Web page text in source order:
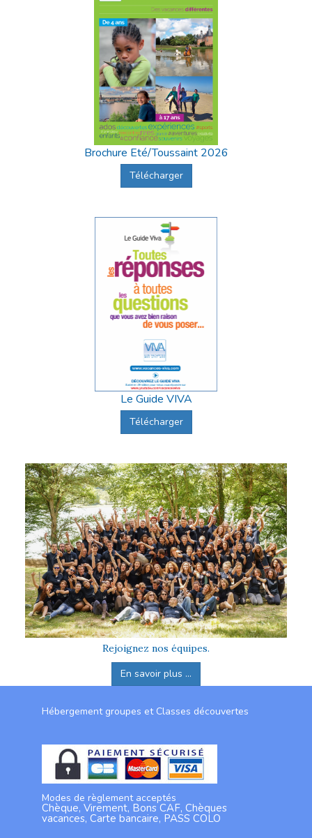
Brochure Eté/Toussaint 2026
Télécharger
Le Guide VIVA
Télécharger
Rejoignez nos équipes.
En savoir plus ...
Hébergement groupes et Classes découvertes
Modes de règlement acceptés
Chèque, Virement, Bons CAF, Chèques
vacances, Carte bancaire, PASS COLO